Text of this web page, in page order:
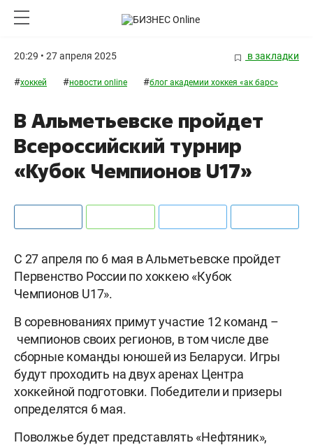
20:29 • 27 апреля 2025 в закладки
#хоккей #новости online #блог академии хоккея «ак барс»
В Альметьевске пройдет
Всероссийский турнир
«Кубок Чемпионов U17»
С 27 апреля по 6 мая в Альметьевске пройдет
Первенство России по хоккею «Кубок
Чемпионов U17».
В соревнованиях примут участие 12 команд –
чемпионов своих регионов, в том числе две
сборные команды юношей из Беларуси. Игры
будут проходить на двух аренах Центра
хоккейной подготовки. Победители и призеры
определятся 6 мая.
Поволжье будет представлять «Нефтяник»,